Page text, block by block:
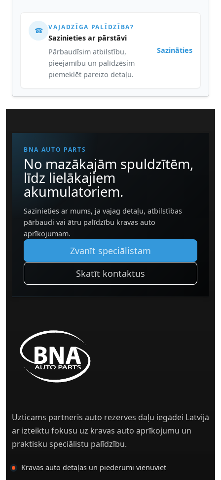
☎ VAJADZĪGA PALĪDZĪBA?
Sazinieties ar pārstāvi
Pārbaudīsim atbilstību,
pieejamību un palīdzēsim
piemeklēt pareizo detaļu.
Sazināties
BNA AUTO PARTS
No mazākajām spuldzītēm,
līdz lielākajiem
akumulatoriem.
Sazinieties ar mums, ja vajag detaļu, atbilstības
pārbaudi vai ātru palīdzību kravas auto
aprīkojumam.
Zvanīt speciālistam
Skatīt kontaktus
Uzticams partneris auto rezerves daļu iegādei Latvijā
ar izteiktu fokusu uz kravas auto aprīkojumu un
praktisku speciālistu palīdzību.
Kravas auto detaļas un piederumi vienuviet